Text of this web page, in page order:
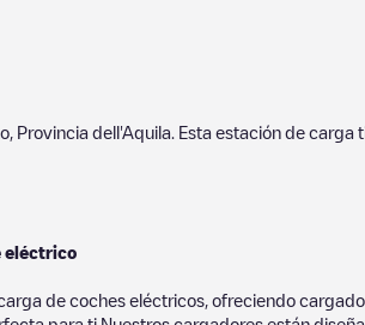
Provincia dell'Aquila . Esta estación de carga
eléctrico
de coches eléctricos, ofreciendo